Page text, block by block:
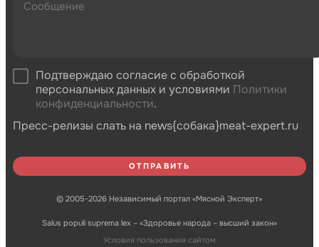
Подтверждаю согласие с обработкой
персональных данных и условиями Политики
конфиденциальности.
Пресс-релизы слать на news{собака}meat-expert.ru
© 2005-2026 Независимый портал «Мясной Эксперт»
Salus populi suprema lex – «Здоровье народа – высший закон»
Условия пользования сайтом